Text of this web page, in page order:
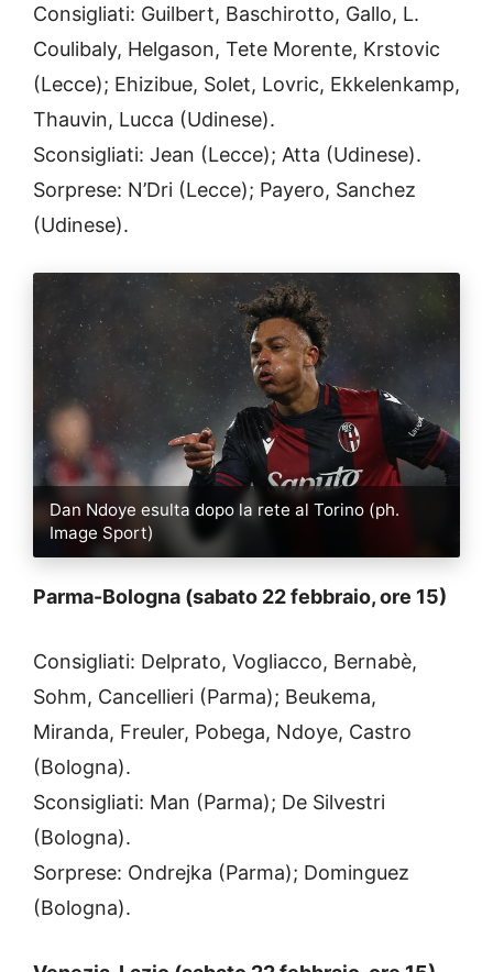
Consigliati: Guilbert, Baschirotto, Gallo, L.
Coulibaly, Helgason, Tete Morente, Krstovic
(Lecce); Ehizibue, Solet, Lovric, Ekkelenkamp,
Thauvin, Lucca (Udinese).
Sconsigliati: Jean (Lecce); Atta (Udinese).
Sorprese: N’Dri (Lecce); Payero, Sanchez
(Udinese).
Dan Ndoye esulta dopo la rete al Torino (ph.
Image Sport)
Parma-Bologna (sabato 22 febbraio, ore 15)
Consigliati: Delprato, Vogliacco, Bernabè,
Sohm, Cancellieri (Parma); Beukema,
Miranda, Freuler, Pobega, Ndoye, Castro
(Bologna).
Sconsigliati: Man (Parma); De Silvestri
(Bologna).
Sorprese: Ondrejka (Parma); Dominguez
(Bologna).